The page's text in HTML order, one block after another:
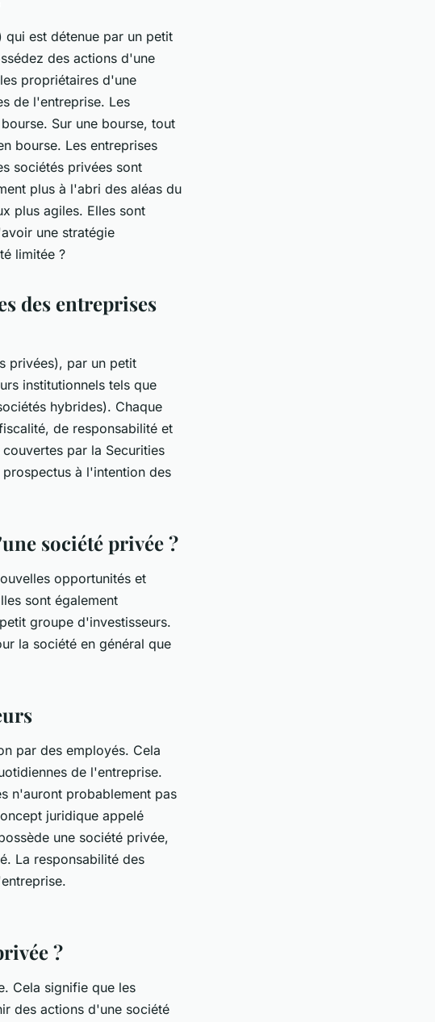
qui est détenue par un petit
des actions d'une
propriétaires d'une
de l'entreprise. Les
Sur une bourse, tout
bourse. Les entreprises
sociétés privées sont
plus à l'abri des aléas du
plus agiles. Elles sont
une stratégie
limitée ?
des entreprises
privées), par un petit
institutionnels tels que
hybrides). Chaque
de responsabilité et
par la Securities
à l'intention des
société privée ?
opportunités et
sont également
groupe d'investisseurs.
la société en général que
par des employés. Cela
de l'entreprise.
n'auront probablement pas
juridique appelé
une société privée,
La responsabilité des
?
Cela signifie que les
des actions d'une société